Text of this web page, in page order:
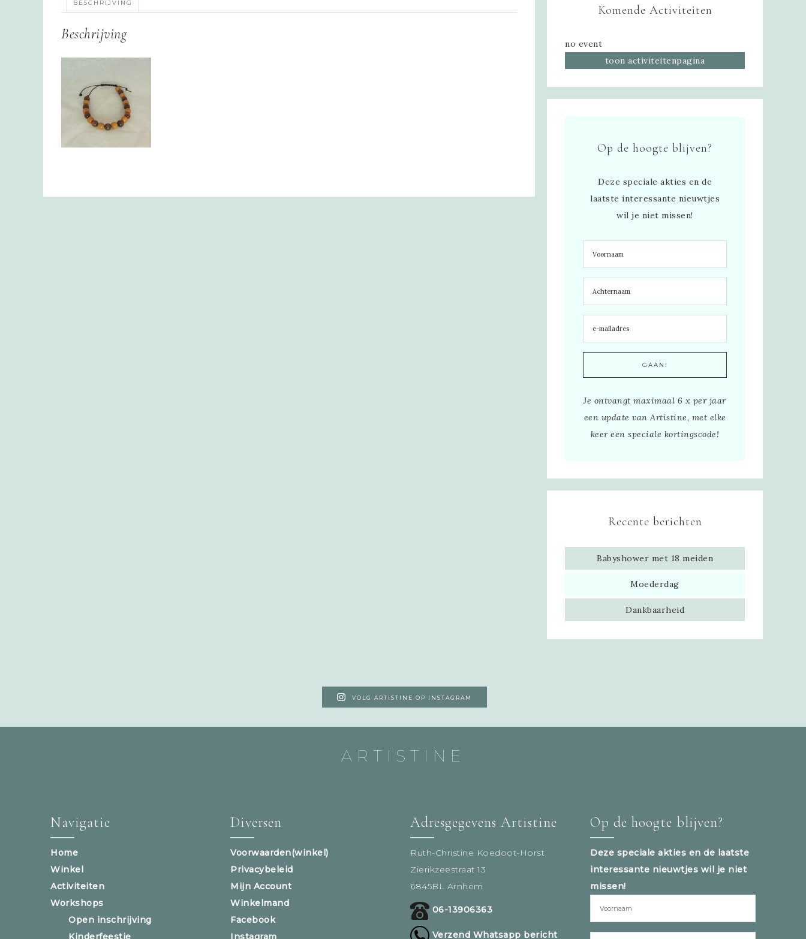
BESCHRIJVING
Beschrijving
Komende Activiteiten
no event
toon activiteitenpagina
Op de hoogte blijven?
Deze speciale akties en de
laatste interessante nieuwtjes
wil je niet missen!
Je ontvangt maximaal 6 x per jaar
een update van Artistine, met elke
keer een speciale kortingscode!
Recente berichten
Babyshower met 18 meiden
Moederdag
Dankbaarheid
VOLG ARTISTINE OP INSTAGRAM
ARTISTINE
Navigatie
Home
Winkel
Activiteiten
Workshops
Open inschrijving
Kinderfeestje
Diversen
Voorwaarden(winkel)
Privacybeleid
Mijn Account
Winkelmand
Facebook
Instagram
Adresgegevens Artistine
Ruth-Christine Koedoot-Horst
Zierikzeestraat 13
6845BL Arnhem
06-13906363
Verzend Whatsapp bericht
Op de hoogte blijven?
Deze speciale akties en de laatste
interessante nieuwtjes wil je niet
missen!